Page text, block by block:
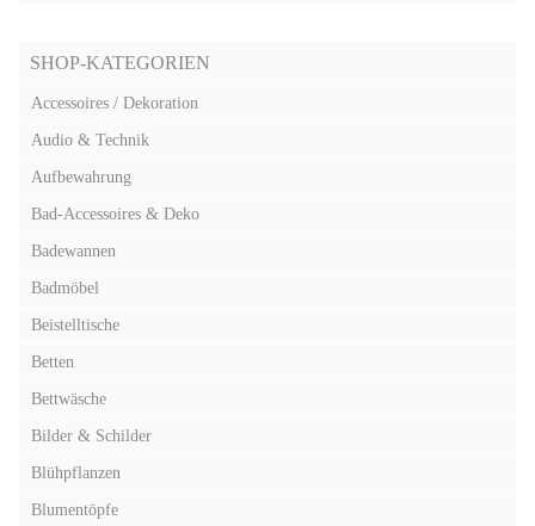
SHOP-KATEGORIEN
Accessoires / Dekoration
Audio & Technik
Aufbewahrung
Bad-Accessoires & Deko
Badewannen
Badmöbel
Beistelltische
Betten
Bettwäsche
Bilder & Schilder
Blühpflanzen
Blumentöpfe